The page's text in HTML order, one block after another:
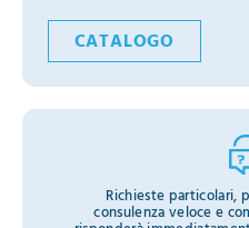
CATALOGO
Richieste particolari,
consulenza veloce e